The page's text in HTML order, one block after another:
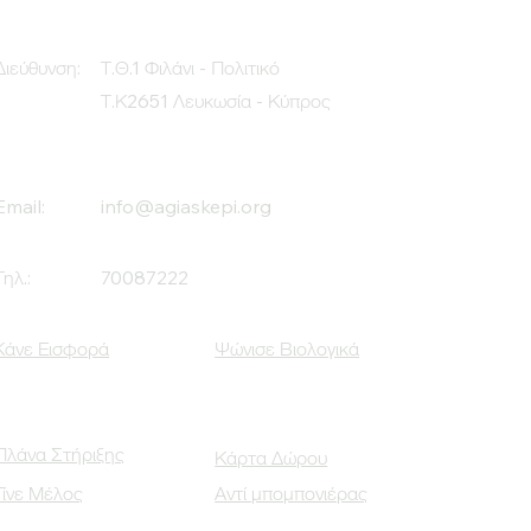
Τ.Θ.1 Φιλάνι - Πολιτικό
Τ.Κ2651 Λευκωσία - Κύπρος
info@agiaskepi.org
70087222
Εισφορά Ψώνισε Βιολογικά
Στήριξης
Μέλος
Κάρτα Δώρου
Αντί μπομπονιέρας